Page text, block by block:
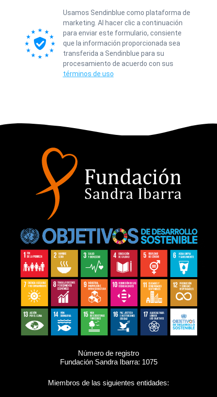
Usamos Sendinblue como plataforma de
marketing. Al hacer clic a continuación
para enviar este formulario, consiente
que la información proporcionada sea
transferida a Sendinblue para su
procesamiento de acuerdo con sus
términos de uso
Número de registro
Fundación Sandra Ibarra: 1075
Miembros de las siguientes entidades: